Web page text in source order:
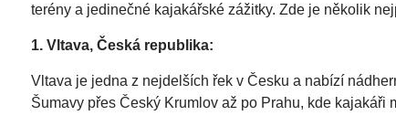
terény a jedinečné kajakářské zážitky. Zde je několik
1. Vltava, Česká republika:
Vltava je jedna z nejdelších řek v Česku a nabízí
Šumavy přes Český Krumlov až po Prahu, kde